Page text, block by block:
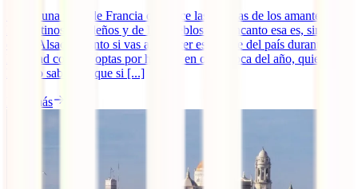
Si hay una zona de Francia que hace las delicias de los amantes de
los destinos navideños y de los pueblos con encanto esa es, sin
duda, Alsacia. Tanto si vas a conocer esta parte del país durante la
Navidad como si optas por hacerlo en otra época del año, quieres
hacerlo sabiendo que si [...]
Leer más